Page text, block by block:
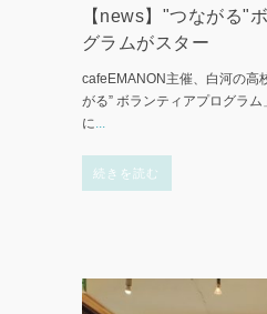
【news】"つながる"
グラムがスター
cafeEMANON主催、白河の高
がる” ボランティアプログラム
に...
続きを読む